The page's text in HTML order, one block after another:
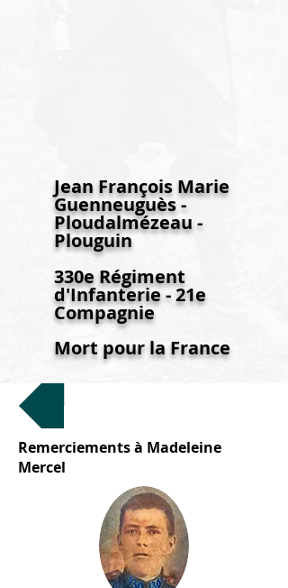
Jean François Marie
Guenneuguès -
Ploudalmézeau -
Plouguin
330e Régiment
d'Infanterie - 21e
Compagnie
Mort pour la France
Remerciements à Madeleine
Mercel